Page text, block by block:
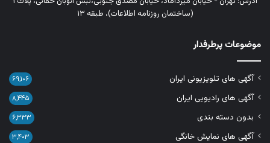
(ساختمان روزنامه اطلاعات)، طبقه ۱۳
موضوعات پرطرفدار
آگهی های تلویزیونی ایران ۶۹,۱۰۶
آگهی های رادیویی ایران ۸,۴۴۵
بدون دسته بندی ۶,۳۳۳
آگهی های نمایش خانگی ۳,۴۰۳